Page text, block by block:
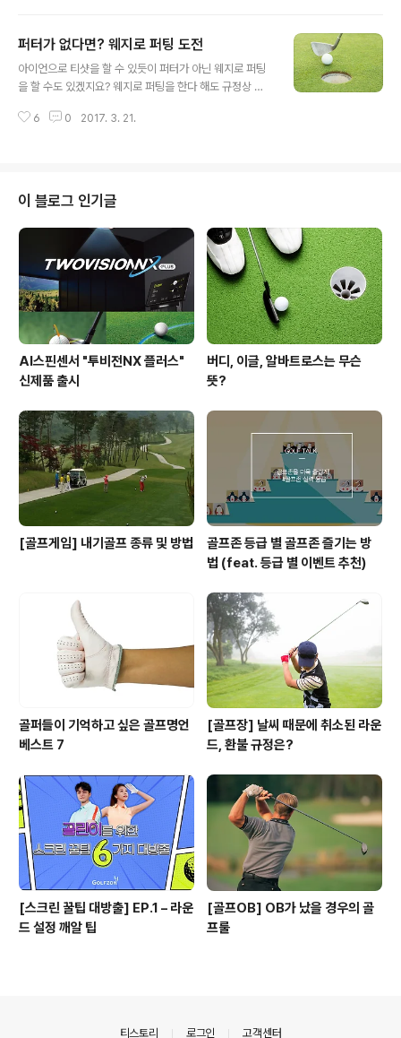
임팩트 후 팔로스루 구간에서는 양팔을 쭉 뻗어주세요. 팔
을 뻗음으로써 볼을 타깃 방향으로 끝까지 밀어서 힘을 전
달하는 것입니다. 올바른 팔로스루는 릴리즈 이후 피니시
어야 합니다. 공을 치고자 하는 방향을 향해 팔을 쭉 뻗는다
퍼터가 없다면? 웨지로 퍼팅 도전
아이언으로 티샷을 할 수 있듯이 퍼터가 아닌 웨지로 퍼팅
을 할 수도 있겠지요? 웨지로 퍼팅을 한다 해도 규정상 문
같아요. 하지만 웨지로 퍼팅하는 것이 필요한 순간은 분명
종 볼 수 있습니다. 2015년 KPGA 대상을 수상했던 이태
희 선수는 2013년 투어 중 사진과 같이 퍼팅 시 웨지를 사
용한 적이 있습니다. 웨지 퍼팅이 꼭 놀라운 일만은 아니라
는 것이죠! 또한 퍼터가 아닌 웨지로 퍼팅을 할 수밖에 없는
상황이 발생하기도 합니다. 지난 2015년 그린브라이어클
래식 최종일 로버트 스..
6 0 2017. 3. 21.
이 블로그 인기글
AI스핀센서 "투비전NX 플러스"
신제품 출시
버디, 이글, 알바트로스는 무슨
뜻?
[골프게임] 내기골프 종류 및 방법
골프존 등급 별 골프존 즐기는 방
법 (feat. 등급 별 이벤트 추천)
골퍼들이 기억하고 싶은 골프명언
베스트 7
[골프장] 날씨 때문에 취소된 라운
드, 환불 규정은?
[스크린 꿀팁 대방출] EP.1 – 라운
드 설정 깨알 팁
[골프OB] OB가 났을 경우의 골
프룰
티스토리 로그인 고객센터